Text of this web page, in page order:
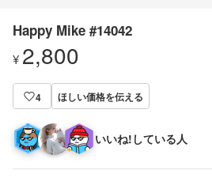
Happy Mike #14042
¥ 2,800
4 ほしい価格を伝える
いいね!している人